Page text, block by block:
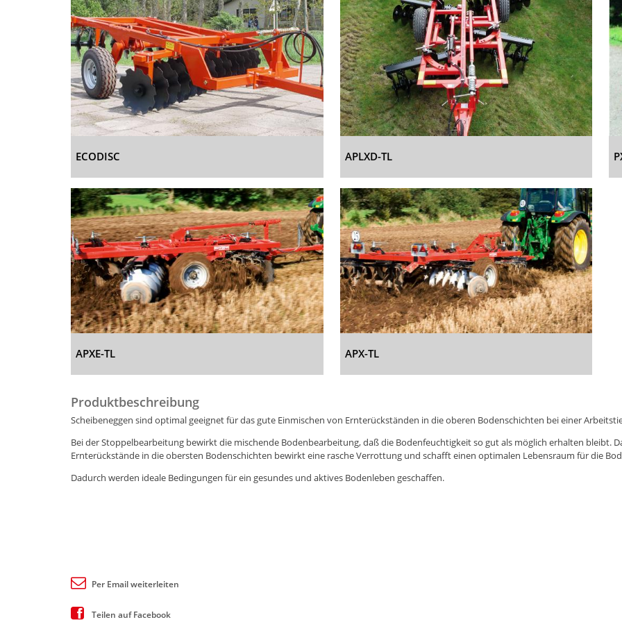
ECODISC APLXD-TL
APXE-TL APX-TL
Produktbeschreibung
Scheibeneggen sind optimal geeignet für das gute Einmischen von Ernterückständen in die oberen Bodenschichten bei einer
Bei der Stoppelbearbeitung bewirkt die mischende Bodenbearbeitung, daß die Bodenfeuchtigkeit so gut als möglich erhalten bleibt.
Ernterückstände in die obersten Bodenschichten bewirkt eine rasche Verrottung und schafft einen optimalen Lebensraum für die
Dadurch werden ideale Bedingungen für ein gesundes und aktives Bodenleben geschaffen.
Per Email weiterleiten
Teilen auf Facebook